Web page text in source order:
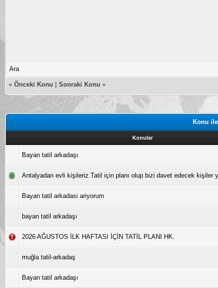
Ara
« Önceki Konu Sonraki Konu »
Konu
Konular
Bayan tatil arkadaşı
Antalyadan evli kişileriz.Tatil için planı olup bizi davet edecek kişiler
Bayan tatil arkadasi ariyorum
bayan tatil arkadaşı
2026 AĞUSTOS İLK HAFTASI İÇİN TATİL PLANI HK.
muğla tatil-arkadaş
Bayan tatil arkadaşı